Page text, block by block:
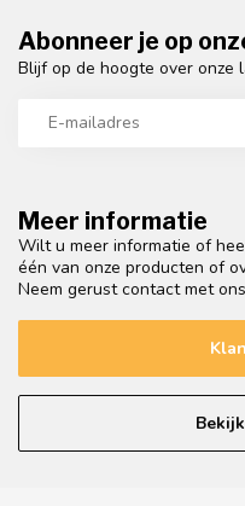
Meer informatie
Wilt u meer informatie of
één van onze producten of
Neem gerust contact met
Abonneer je op
Blijf op de hoogte over onze